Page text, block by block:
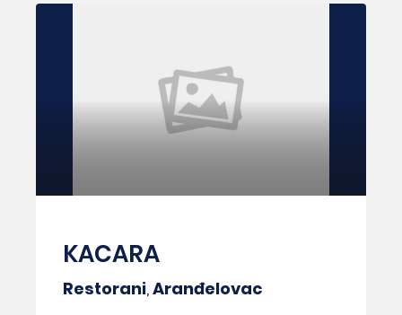
KACARA
Restorani,Aranđelovac